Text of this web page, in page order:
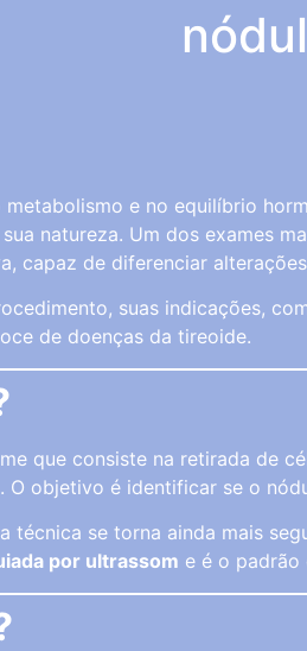
e no equilíbrio
natureza. Um dos exames
capaz de diferenciar
suas indicações,
de doenças da tireoide.
que consiste na retirada de
objetivo é identificar se o
técnica se torna ainda mais
por ultrassom e é o padrão